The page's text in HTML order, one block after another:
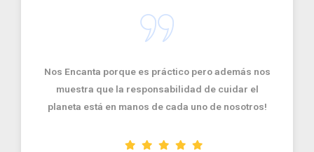
Nos Encanta porque es práctico pero además nos
muestra que la responsabilidad de cuidar el
planeta está en manos de cada uno de nosotros!